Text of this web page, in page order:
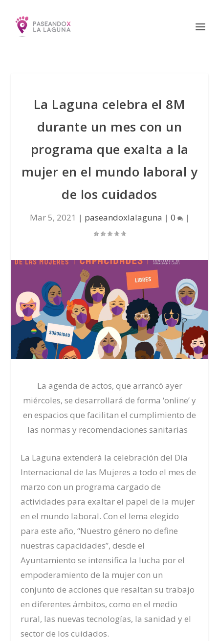
La Laguna celebra el 8M
durante un mes con un
programa que exalta a la
mujer en el mundo laboral y
de los cuidados
Mar 5, 2021 | paseandoxlalaguna | 0 |
La agenda de actos, que arrancó ayer
miércoles, se desarrollará de forma ‘online’ y
en espacios que facilitan el cumplimiento de
las normas y recomendaciones sanitarias
La Laguna extenderá la celebración del Día
Internacional de las Mujeres a todo el mes de
marzo con un programa cargado de
actividades para exaltar el papel de la mujer
en el mundo laboral. Con el lema elegido
para este año, “Nuestro género no define
nuestras capacidades”, desde el
Ayuntamiento se intensifica la lucha por el
empoderamiento de la mujer con un
conjunto de acciones que resaltan su trabajo
en diferentes ámbitos, como en el medio
rural, las nuevas tecnologías, la sanidad y el
sector de los cuidados.